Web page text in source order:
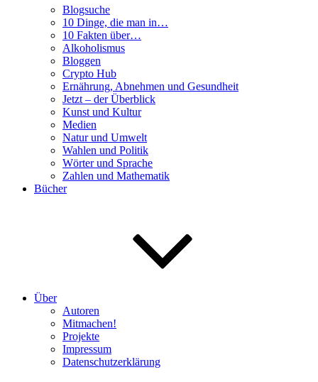
Blogsuche
10 Dinge, die man in…
10 Fakten über…
Alkoholismus
Bloggen
Crypto Hub
Ernährung, Abnehmen und Gesundheit
Jetzt – der Überblick
Kunst und Kultur
Medien
Natur und Umwelt
Wahlen und Politik
Wörter und Sprache
Zahlen und Mathematik
Bücher
Über
Autoren
Mitmachen!
Projekte
Impressum
Datenschutzerklärung